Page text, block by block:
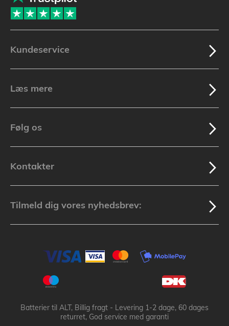
Kundeservice
Læs mere
Følg os
Kontakter
Tilmeld dig vores nyhedsbrev:
Batterier til ALT, Billig fragt - Levering 1-2 dage, 60 dages
returret, God service med garanti